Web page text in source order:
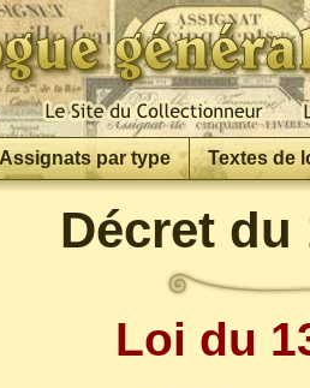
Assignats par type Textes de
Décret du
Loi du